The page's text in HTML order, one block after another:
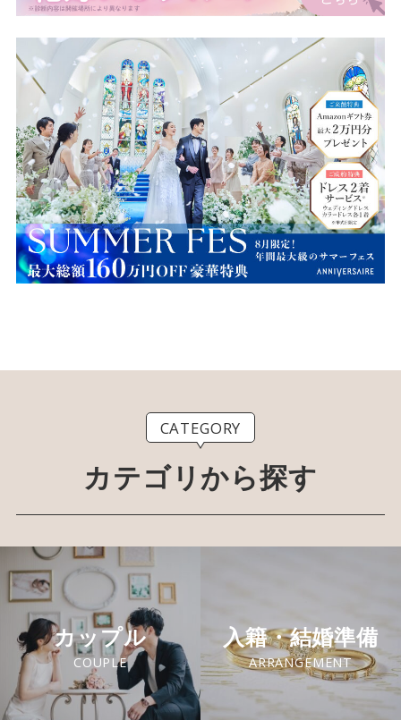
CATEGORY
カテゴリから探す
カップル
COUPLE
入籍・結婚準備
ARRANGEMENT